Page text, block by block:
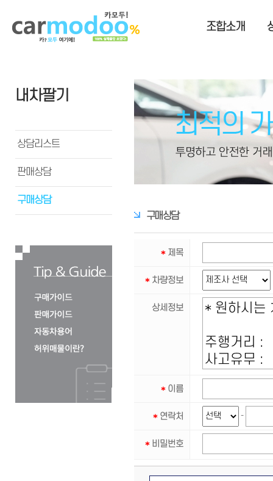
조합소개
내차팔기
상담리스트
판매상담
구매상담
구매상담
*제목
*차량정보
상세정보
*이름
*연락처 -
*비밀번호